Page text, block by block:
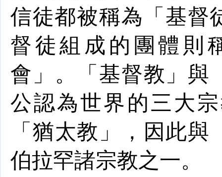
信徒都被稱為「 基督
督徒組成的團體則
會 」。「基督教」與
公認為世界 的 三大
「 猶太教 」，因此與
伯拉罕諸宗教之一。